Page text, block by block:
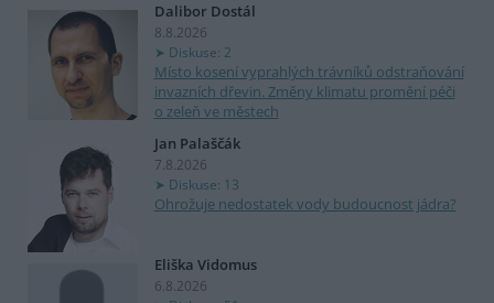
Dalibor Dostál
8.8.2026
Diskuse: 2
Místo kosení vyprahlých trávníků odstraňování
invazních dřevin. Změny klimatu promění péči
o zeleň ve městech
Jan Palaščák
7.8.2026
Diskuse: 13
Ohrožuje nedostatek vody budoucnost jádra?
Eliška Vidomus
6.8.2026